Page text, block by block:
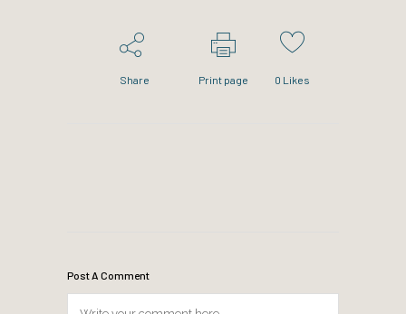
Share Print page 0 Likes
Post A Comment